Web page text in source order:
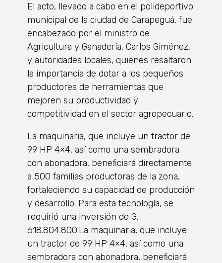
El acto, llevado a cabo en el polideportivo
municipal de la ciudad de Carapeguá, fue
encabezado por el ministro de
Agricultura y Ganadería, Carlos Giménez,
y autoridades locales, quienes resaltaron
la importancia de dotar a los pequeños
productores de herramientas que
mejoren su productividad y
competitividad en el sector agropecuario.
La maquinaria, que incluye un tractor de
99 HP 4×4, así como una sembradora
con abonadora, beneficiará directamente
a 500 familias productoras de la zona,
fortaleciendo su capacidad de producción
y desarrollo. Para esta tecnología, se
requirió una inversión de G.
618.804.800.La maquinaria, que incluye
un tractor de 99 HP 4×4, así como una
sembradora con abonadora, beneficiará